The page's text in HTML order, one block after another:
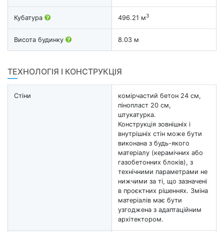
Кубатура 496.21 м3
Висота будинку 8.03 м
ТЕХНОЛОГІЯ І КОНСТРУКЦІЯ
Стіни
комірчастий бетон 24 см,
пінопласт 20 см,
штукатурка.
Конструкція зовнішніх і
внутрішніх стін може бути
виконана з будь-якого
матеріалу (керамічних або
газобетонних блоків), з
технічними параметрами не
нижчими за ті, що зазначені
в проєктних рішеннях. Зміна
матеріалів має бути
узгоджена з адаптаційним
архітектором.